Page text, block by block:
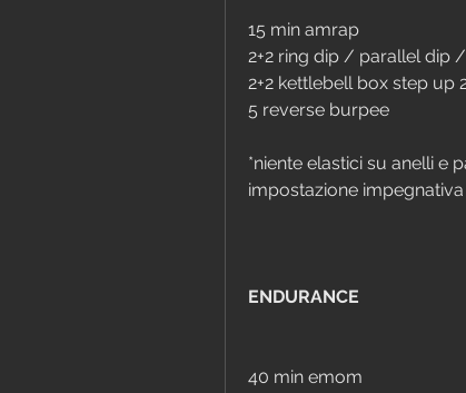
15 min amrap
2+2 ring dip / parallel dip
2+2 kettlebell box step up
5 reverse burpee
*niente elastici su anelli e
impostazione impegnativa
ENDURANCE
40 min emom